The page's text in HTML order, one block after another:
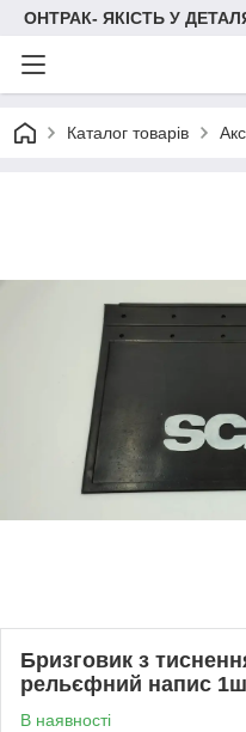
ОНТРАК- ЯКІСТЬ У
Каталог товарів
Бризговик з
рельєфний напис
В наявності